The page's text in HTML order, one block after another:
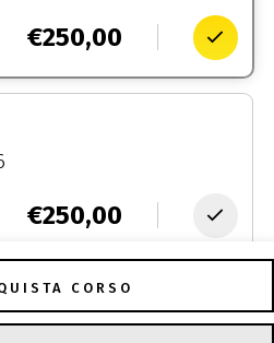
€250,00
€250,00
CORSO